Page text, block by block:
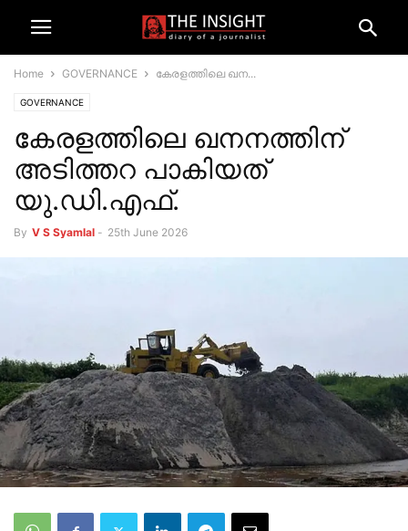
Home GOVERNANCE കേരളത്തിലെ ഖന...
GOVERNANCE
കേരളത്തിലെ ഖനനത്തിന്
അടിത്തറ പാകിയത്
യു.‍ഡി.എഫ്.
By V S Syamlal - 25th June 2026